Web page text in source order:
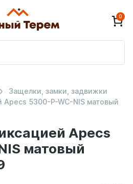
0
Apecs
матовый
Защелки, замки, задвижки
Apecs 5300-P-WC-NIS матовый